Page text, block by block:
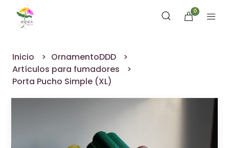
0
Inicio
OrnamentoDDD
Artículos para fumadores
Porta Pucho Simple (XL)